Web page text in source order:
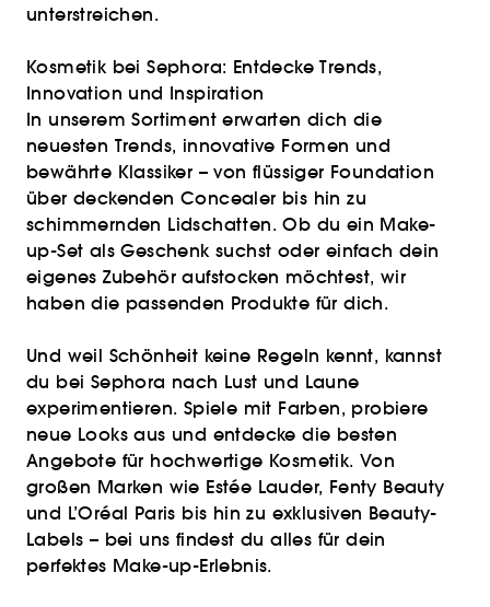
unterstreichen.
Kosmetik bei Sephora: Entdecke Trends,
Innovation und Inspiration
In unserem Sortiment erwarten dich die
neuesten Trends, innovative Formen und
bewährte Klassiker – von flüssiger Foundation
über deckenden Concealer bis hin zu
schimmernden Lidschatten. Ob du ein Make-
up-Set als Geschenk suchst oder einfach dein
eigenes Zubehör aufstocken möchtest, wir
haben die passenden Produkte für dich.
Und weil Schönheit keine Regeln kennt, kannst
du bei Sephora nach Lust und Laune
experimentieren. Spiele mit Farben, probiere
neue Looks aus und entdecke die besten
Angebote für hochwertige Kosmetik. Von
großen Marken wie Estée Lauder, Fenty Beauty
und L’Oréal Paris bis hin zu exklusiven Beauty-
Labels – bei uns findest du alles für dein
perfektes Make-up-Erlebnis.